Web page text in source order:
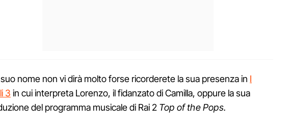
suo nome non vi dirà molto forse ricorderete la sua presenza in I
3 in cui interpreta Lorenzo, il fidanzato di Camilla, oppure la sua
del programma musicale di Rai 2 Top of the Pops.